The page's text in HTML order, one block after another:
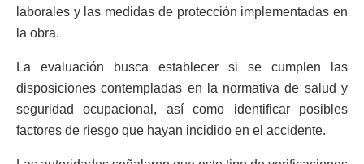
laborales y las medidas de protección implementadas en
la obra.
La evaluación busca establecer si se cumplen las
disposiciones contempladas en la normativa de salud y
seguridad ocupacional, así como identificar posibles
factores de riesgo que hayan incidido en el accidente.